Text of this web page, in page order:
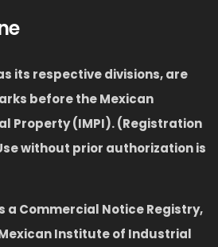
its respective divisions, are
before the Mexican
Property (IMPI). (Registration
without prior authorization is
a Commercial Notice Registry,
Institute of Industrial